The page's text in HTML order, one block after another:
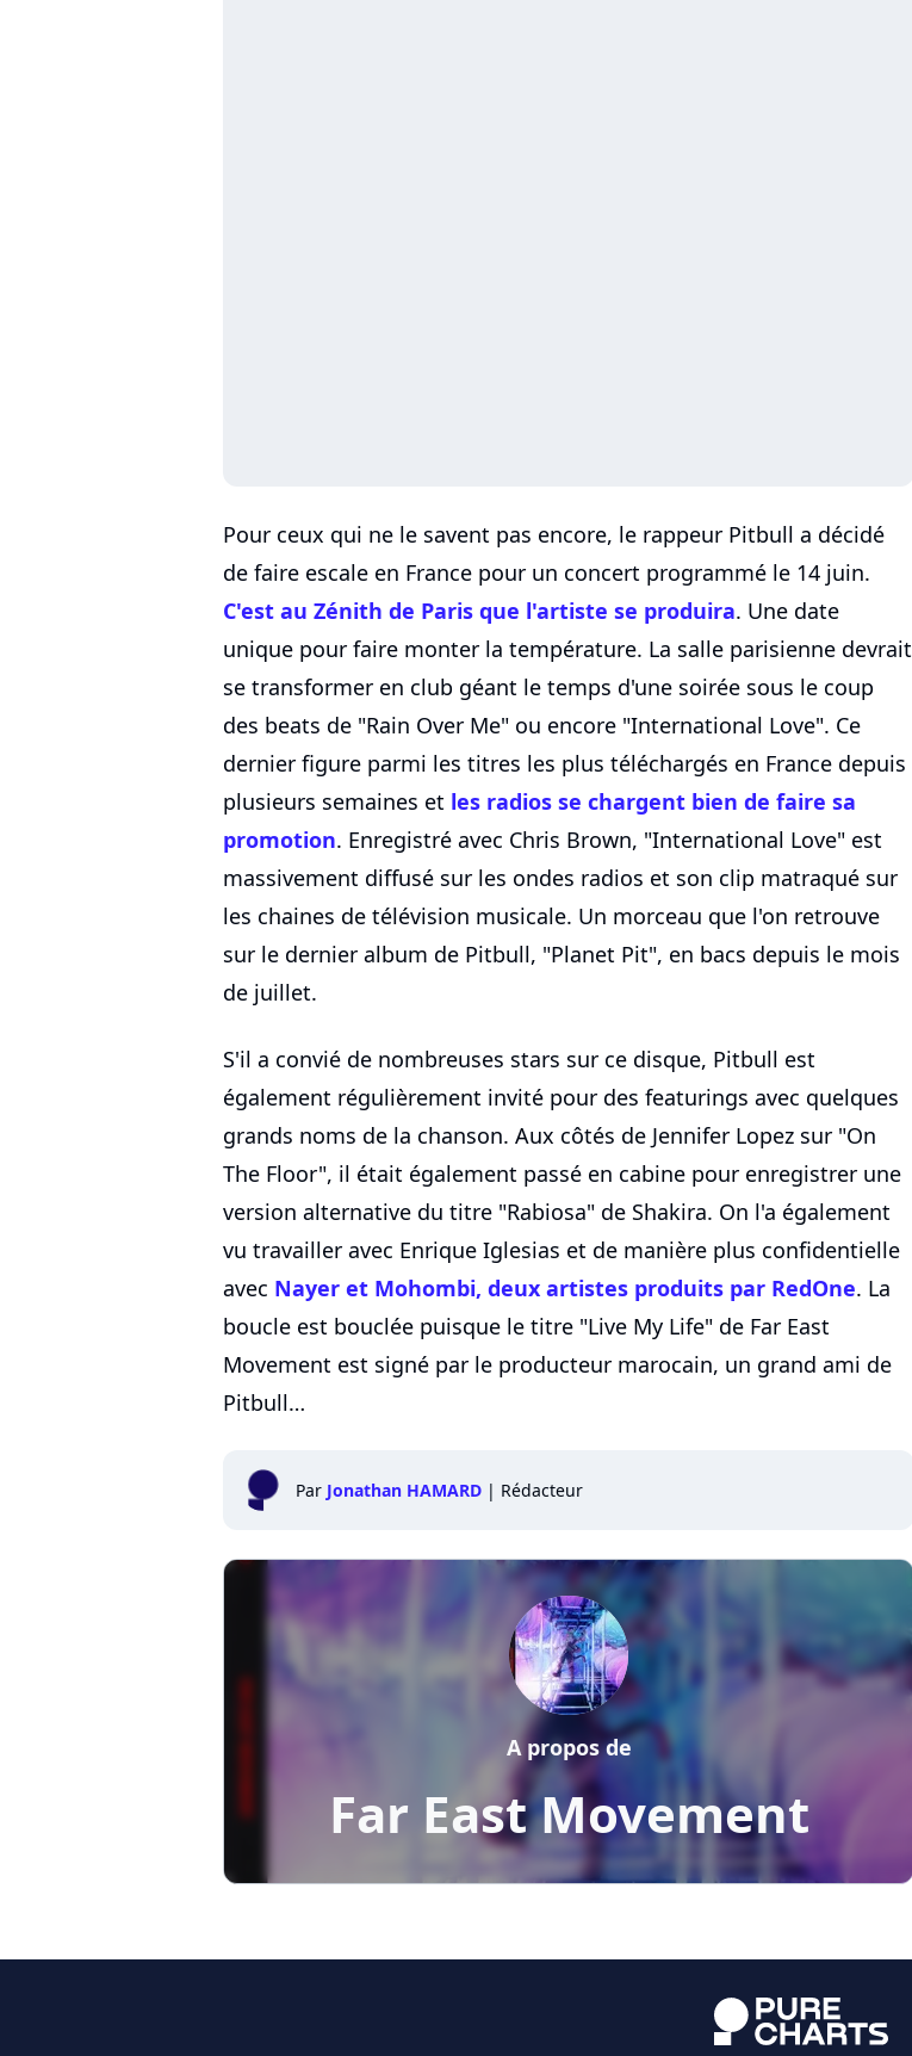
Pour ceux qui ne le savent pas encore, le rappeur Pitbull a décidé
de faire escale en France pour un concert programmé le 14 juin.
C'est au Zénith de Paris que l'artiste se produira. Une date
unique pour faire monter la température. La salle parisienne devrait
se transformer en club géant le temps d'une soirée sous le coup
des beats de "Rain Over Me" ou encore "International Love". Ce
dernier figure parmi les titres les plus téléchargés en France depuis
plusieurs semaines et les radios se chargent bien de faire sa
promotion. Enregistré avec Chris Brown, "International Love" est
massivement diffusé sur les ondes radios et son clip matraqué sur
les chaines de télévision musicale. Un morceau que l'on retrouve
sur le dernier album de Pitbull, "Planet Pit", en bacs depuis le mois
de juillet.
S'il a convié de nombreuses stars sur ce disque, Pitbull est
également régulièrement invité pour des featurings avec quelques
grands noms de la chanson. Aux côtés de Jennifer Lopez sur "On
The Floor", il était également passé en cabine pour enregistrer une
version alternative du titre "Rabiosa" de Shakira. On l'a également
vu travailler avec Enrique Iglesias et de manière plus confidentielle
avec Nayer et Mohombi, deux artistes produits par RedOne. La
boucle est bouclée puisque le titre "Live My Life" de Far East
Movement est signé par le producteur marocain, un grand ami de
Pitbull…
Par Jonathan HAMARD | Rédacteur
Far East Movement
A propos de